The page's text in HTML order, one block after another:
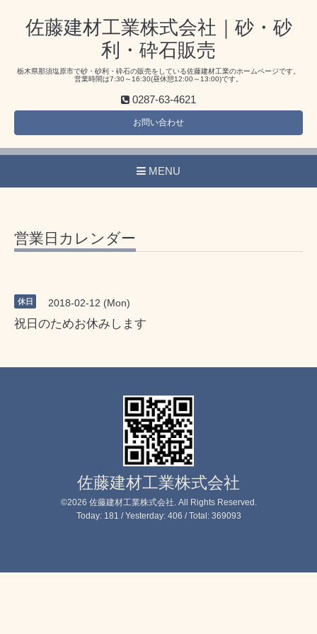
佐藤建材工業株式会社｜砂・砂
利・砕石販売
栃木県那須塩原市で砂・砂利・砕石の販売をしている佐藤建材工業のホームページです。
営業時間は7:30～16:30(昼休憩12:00～13:00)です。
0287-63-4621
お問い合わせ
MENU
営業日カレンダー
休日 2018-02-12 (Mon)
祝日のためお休みします
佐藤建材工業株式会社
©2026 佐藤建材工業株式会社 . All Rights Reserved.
Today: 181 / Yesterday: 406 / Total: 369093